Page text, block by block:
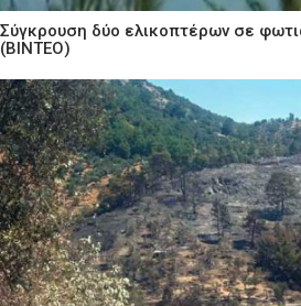
Σύγκρουση δύο ελικοπτέρων σε
(ΒΙΝΤΕΟ)